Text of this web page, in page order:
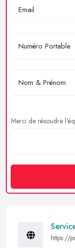
Merci de résoudre
https://